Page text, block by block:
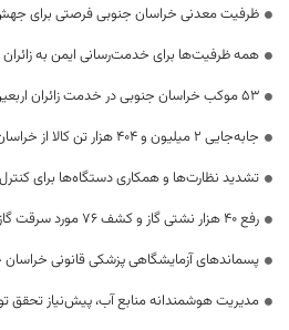
ظرفیت معدنی خراسان جنوبی فرصتی برای
همه ظرفیت‌ها برای خدمت‌رسانی ایمن به
53 موکب خراسان جنوبی در خدمت زائران اربعین
جابه‌جایی 2 میلیون و 404 هزار تن کالا از خراسان جنوبی به سراسر کشور
تشدید نظارت‌ها و همکاری دستگاه‌ها برای
رفع 40 هزار نشتی گاز و کشف 76 مورد سرقت گاز در چهار ماهه نخست سال
پسماندهای آزمایشگاهی پزشکی قانونی
مدیریت هوشمندانه منابع آب، پیش‌نیاز تحقق